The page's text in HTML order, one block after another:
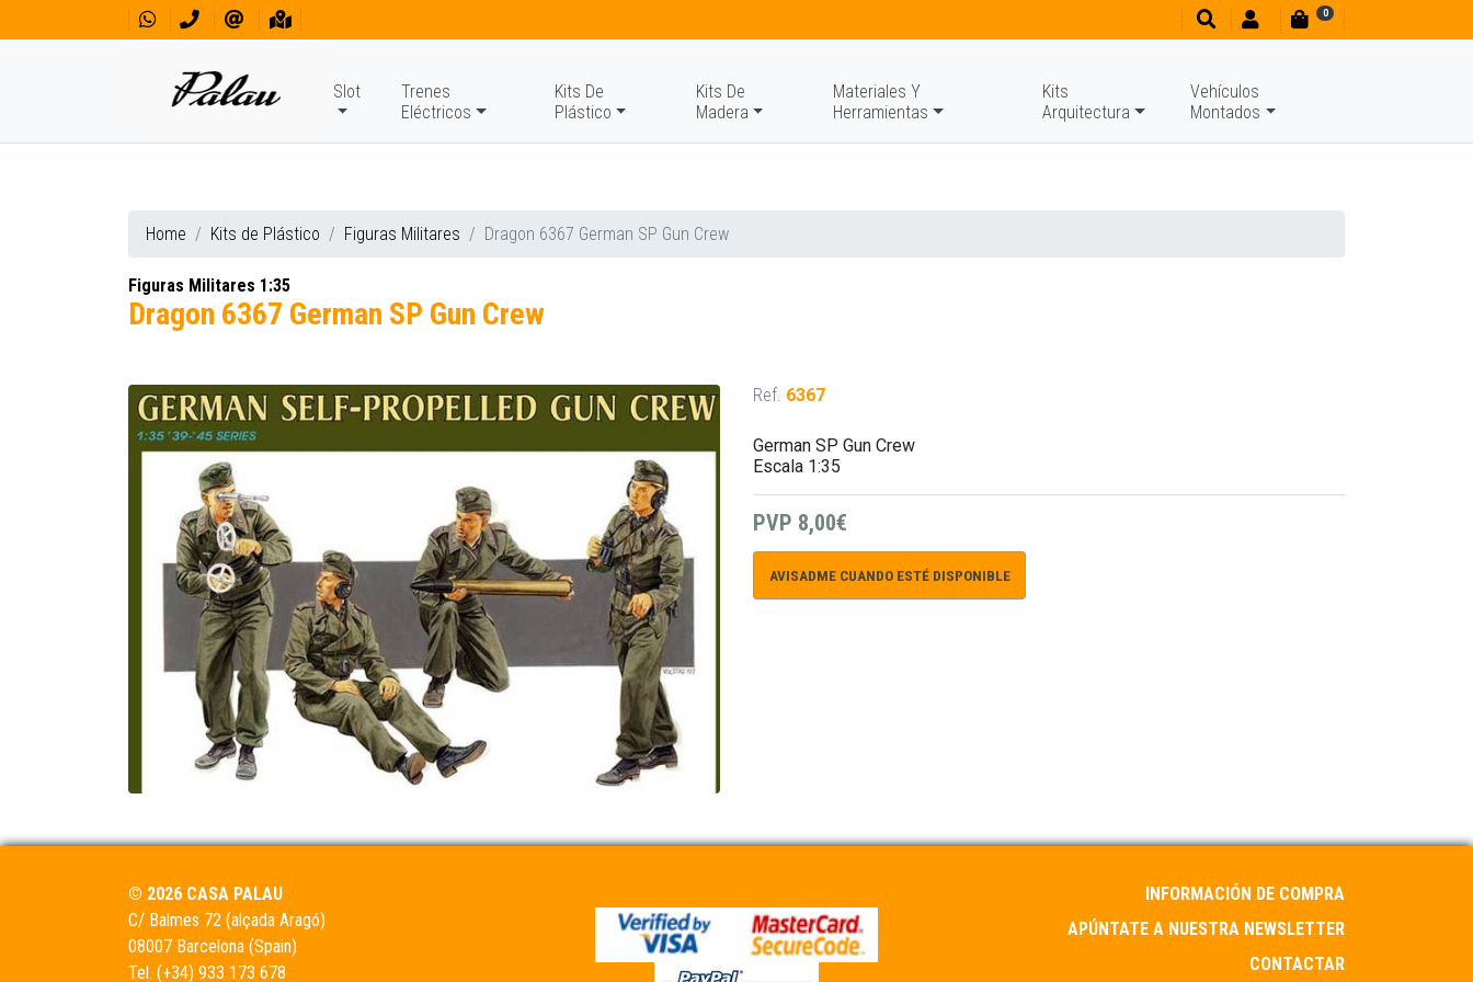
0
Slot
Trenes
Eléctricos
Kits De
Plástico
Kits De
Madera
Materiales Y
Herramientas
Kits
Arquitectura
Vehículos
Montados
Home Kits de Plástico Figuras Militares Dragon 6367 German SP Gun Crew
Figuras Militares 1:35
Dragon 6367 German SP Gun Crew
Ref. 6367
German SP Gun Crew
Escala 1:35
PVP 8,00€
AVISADME CUANDO ESTÉ DISPONIBLE
© 2026 CASA PALAU
C/ Balmes 72 (alçada Aragó)
08007 Barcelona (Spain)
Tel. (+34) 933 173 678
INFORMACIÓN DE COMPRA
APÚNTATE A NUESTRA NEWSLETTER
CONTACTAR